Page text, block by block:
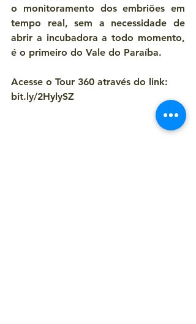
o monitoramento dos embriões em
tempo real, sem a necessidade de
abrir a incubadora a todo momento,
é o primeiro do Vale do Paraíba.
Acesse o Tour 360 através do link:
bit.ly/2HylySZ